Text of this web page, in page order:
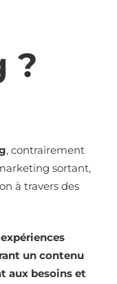
?
, contrairement
sortant,
à travers des
un contenu
aux besoins et